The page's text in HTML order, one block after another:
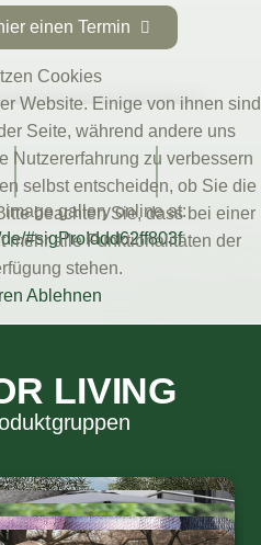
einen Termin
gallery online at:
#sigProIddd62ff803f
LIVING
Cookies
Website. Einige von ihnen sind
Seite, während andere uns
Nutzererfahrung zu verbessern
selbst entscheiden, ob Sie die
beachten Sie, dass bei einer
mehr alle Funktionalitäten der
stehen.
Ablehnen